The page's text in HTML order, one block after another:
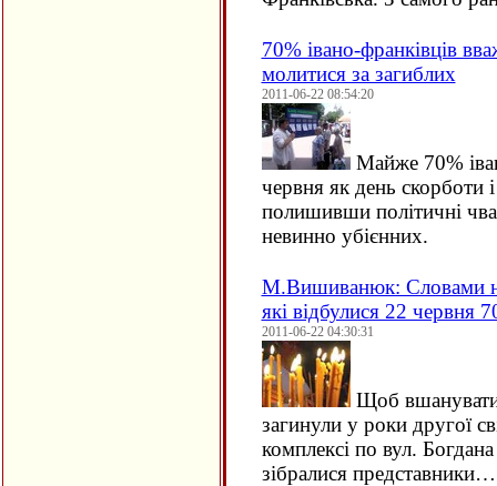
70% івано-франківців
молитися за загиблих
2011-06-22 08:54:20
Майже 70%
червня як день скорботи
полишивши політичні
невинно убієнних.
М.Вишиванюк: Словами не
які відбулися 22 червня
2011-06-22 04:30:31
Щоб вшанувати
загинули у роки другої
комплексі по вул.
зібралися представники…